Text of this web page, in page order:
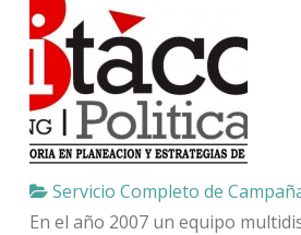
Servicio Completo de
En el año 2007 un equipo